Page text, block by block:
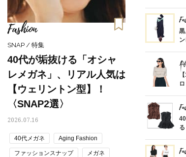
Fashion
SNAP / 特集
40代が垢抜ける「オシャ
レメガネ」、リアル人気は
【ウェリントン型】！
〈SNAP2選〉
2026.07.16
40代メガネ Aging Fashion
ファッションスナップ メガネ
体の美しさ
Lifestyle
【特別画像集】「亡くなってから
出”
Lifestyle
【梅宮アンナさん】乳がん摘出手
術を経て「残った方の胸も取って
しまいたい」とすら思う──そんな
声もあることを知ってほしい
Lifestyle
活、正直簡単じゃない」
Lifestyle